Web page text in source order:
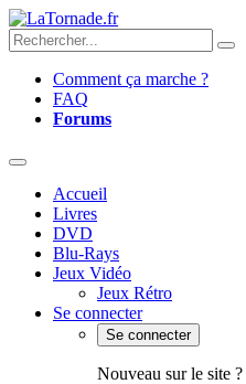
Comment ça marche ?
FAQ
Forums
Accueil
Livres
DVD
Blu-Rays
Jeux Vidéo
Jeux Rétro
Se connecter
Se connecter
Nouveau sur le site ?